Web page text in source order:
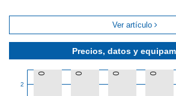
Precios, datos y
2
0 0 0 0
Ver artículo